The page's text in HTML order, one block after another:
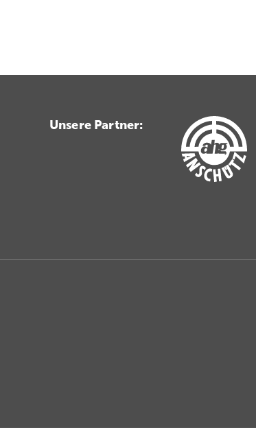
Unsere Partner: